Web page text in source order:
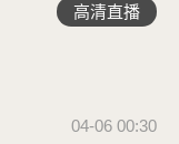
高清直播
04-06 00:30